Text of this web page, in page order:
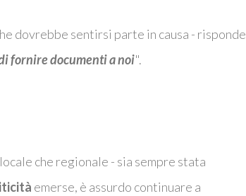
dovrebbe sentirsi parte in causa - risponde
fornire documenti a noi".
che regionale - sia sempre stata
emerse, è assurdo continuare a